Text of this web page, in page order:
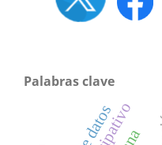
Palabras clave